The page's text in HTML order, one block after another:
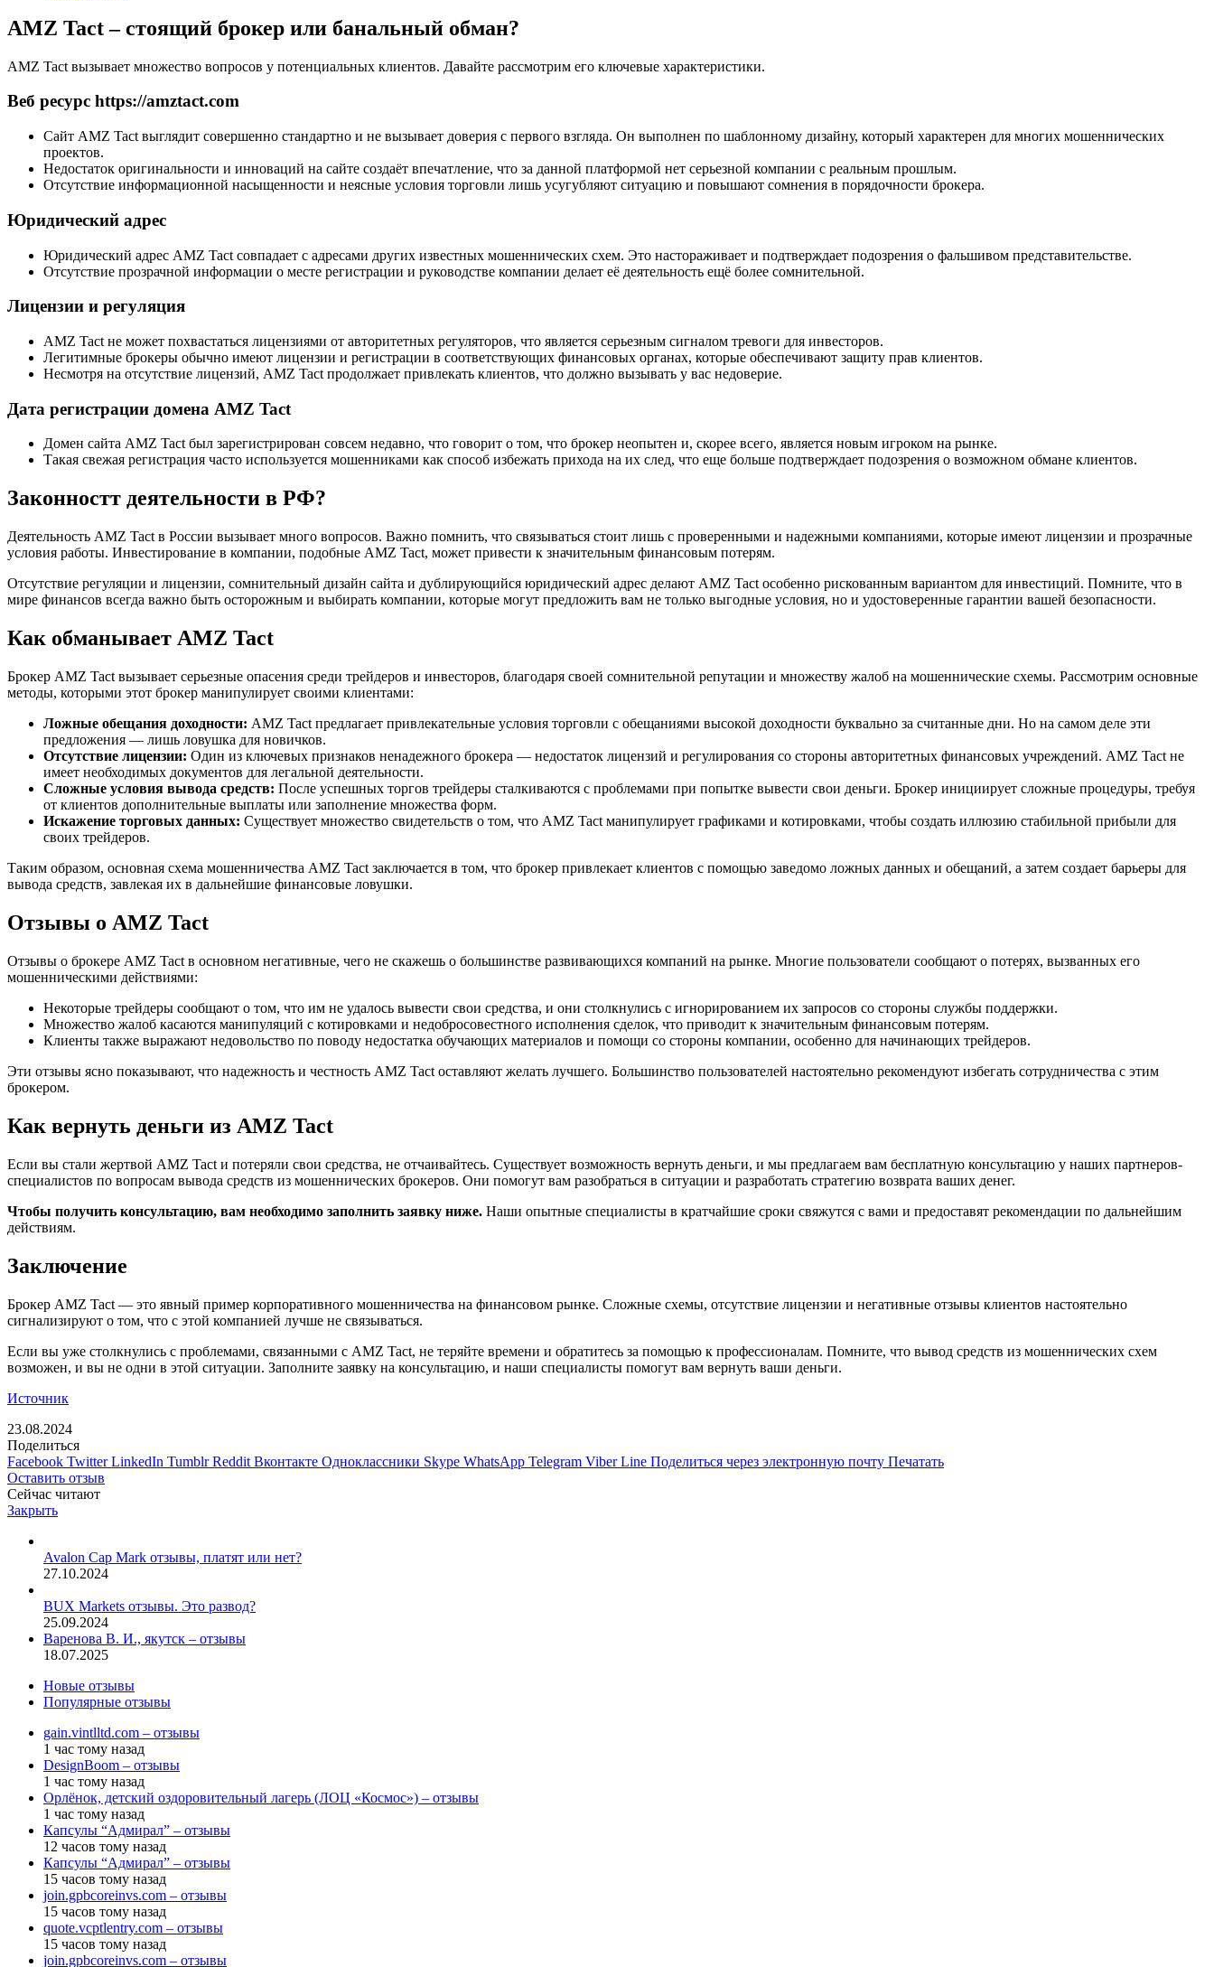
AMZ Tact – стоящий брокер или банальный обман?
AMZ Tact вызывает множество вопросов у потенциальных клиентов. Давайте рассмотрим его ключевые характеристики.
Веб ресурс https://amztact.com
Сайт AMZ Tact выглядит совершенно стандартно и не вызывает доверия с первого взгляда. Он выполнен по шаблонному дизайну, который характерен для многих мошеннических
проектов.
Недостаток оригинальности и инноваций на сайте создаёт впечатление, что за данной платформой нет серьезной компании с реальным прошлым.
Отсутствие информационной насыщенности и неясные условия торговли лишь усугубляют ситуацию и повышают сомнения в порядочности брокера.
Юридический адрес
Юридический адрес AMZ Tact совпадает с адресами других известных мошеннических схем. Это настораживает и подтверждает подозрения о фальшивом представительстве.
Отсутствие прозрачной информации о месте регистрации и руководстве компании делает её деятельность ещё более сомнительной.
Лицензии и регуляция
AMZ Tact не может похвастаться лицензиями от авторитетных регуляторов, что является серьезным сигналом тревоги для инвесторов.
Легитимные брокеры обычно имеют лицензии и регистрации в соответствующих финансовых органах, которые обеспечивают защиту прав клиентов.
Несмотря на отсутствие лицензий, AMZ Tact продолжает привлекать клиентов, что должно вызывать у вас недоверие.
Дата регистрации домена AMZ Tact
Домен сайта AMZ Tact был зарегистрирован совсем недавно, что говорит о том, что брокер неопытен и, скорее всего, является новым игроком на рынке.
Такая свежая регистрация часто используется мошенниками как способ избежать прихода на их след, что еще больше подтверждает подозрения о возможном обмане клиентов.
Законностт деятельности в РФ?
Деятельность AMZ Tact в России вызывает много вопросов. Важно помнить, что связываться стоит лишь с проверенными и надежными компаниями, которые имеют лицензии и прозрачные
условия работы. Инвестирование в компании, подобные AMZ Tact, может привести к значительным финансовым потерям.
Отсутствие регуляции и лицензии, сомнительный дизайн сайта и дублирующийся юридический адрес делают AMZ Tact особенно рискованным вариантом для инвестиций. Помните, что в
мире финансов всегда важно быть осторожным и выбирать компании, которые могут предложить вам не только выгодные условия, но и удостоверенные гарантии вашей безопасности.
Как обманывает AMZ Tact
Брокер AMZ Tact вызывает серьезные опасения среди трейдеров и инвесторов, благодаря своей сомнительной репутации и множеству жалоб на мошеннические схемы. Рассмотрим основные
методы, которыми этот брокер манипулирует своими клиентами:
Ложные обещания доходности: AMZ Tact предлагает привлекательные условия торговли с обещаниями высокой доходности буквально за считанные дни. Но на самом деле эти
предложения — лишь ловушка для новичков.
Отсутствие лицензии: Один из ключевых признаков ненадежного брокера — недостаток лицензий и регулирования со стороны авторитетных финансовых учреждений. AMZ Tact не
имеет необходимых документов для легальной деятельности.
Сложные условия вывода средств: После успешных торгов трейдеры сталкиваются с проблемами при попытке вывести свои деньги. Брокер инициирует сложные процедуры, требуя
от клиентов дополнительные выплаты или заполнение множества форм.
Искажение торговых данных: Существует множество свидетельств о том, что AMZ Tact манипулирует графиками и котировками, чтобы создать иллюзию стабильной прибыли для
своих трейдеров.
Таким образом, основная схема мошенничества AMZ Tact заключается в том, что брокер привлекает клиентов с помощью заведомо ложных данных и обещаний, а затем создает барьеры для
вывода средств, завлекая их в дальнейшие финансовые ловушки.
Отзывы о AMZ Tact
Отзывы о брокере AMZ Tact в основном негативные, чего не скажешь о большинстве развивающихся компаний на рынке. Многие пользователи сообщают о потерях, вызванных его
мошенническими действиями:
Некоторые трейдеры сообщают о том, что им не удалось вывести свои средства, и они столкнулись с игнорированием их запросов со стороны службы поддержки.
Множество жалоб касаются манипуляций с котировками и недобросовестного исполнения сделок, что приводит к значительным финансовым потерям.
Клиенты также выражают недовольство по поводу недостатка обучающих материалов и помощи со стороны компании, особенно для начинающих трейдеров.
Эти отзывы ясно показывают, что надежность и честность AMZ Tact оставляют желать лучшего. Большинство пользователей настоятельно рекомендуют избегать сотрудничества с этим
брокером.
Как вернуть деньги из AMZ Tact
Если вы стали жертвой AMZ Tact и потеряли свои средства, не отчаивайтесь. Существует возможность вернуть деньги, и мы предлагаем вам бесплатную консультацию у наших партнеров-
специалистов по вопросам вывода средств из мошеннических брокеров. Они помогут вам разобраться в ситуации и разработать стратегию возврата ваших денег.
Чтобы получить консультацию, вам необходимо заполнить заявку ниже. Наши опытные специалисты в кратчайшие сроки свяжутся с вами и предоставят рекомендации по дальнейшим
действиям.
Заключение
Брокер AMZ Tact — это явный пример корпоративного мошенничества на финансовом рынке. Сложные схемы, отсутствие лицензии и негативные отзывы клиентов настоятельно
сигнализируют о том, что с этой компанией лучше не связываться.
Если вы уже столкнулись с проблемами, связанными с AMZ Tact, не теряйте времени и обратитесь за помощью к профессионалам. Помните, что вывод средств из мошеннических схем
возможен, и вы не одни в этой ситуации. Заполните заявку на консультацию, и наши специалисты помогут вам вернуть ваши деньги.
Источник
23.08.2024
Поделиться
Facebook Twitter LinkedIn Tumblr Reddit Вконтакте Одноклассники Skype WhatsApp Telegram Viber Line Поделиться через электронную почту Печатать
Оставить отзыв
Сейчас читают
Закрыть
Avalon Cap Mark отзывы, платят или нет?
27.10.2024
BUX Markets отзывы. Это развод?
25.09.2024
Варенова В. И., якутск – отзывы
18.07.2025
Новые отзывы
Популярные отзывы
gain.vintlltd.com – отзывы
1 час тому назад
DesignBoom – отзывы
1 час тому назад
Орлёнок, детский оздоровительный лагерь (ЛОЦ «Космос») – отзывы
1 час тому назад
Капсулы “Адмирал” – отзывы
12 часов тому назад
Капсулы “Адмирал” – отзывы
15 часов тому назад
join.gpbcoreinvs.com – отзывы
15 часов тому назад
quote.vcptlentry.com – отзывы
15 часов тому назад
join.gpbcoreinvs.com – отзывы